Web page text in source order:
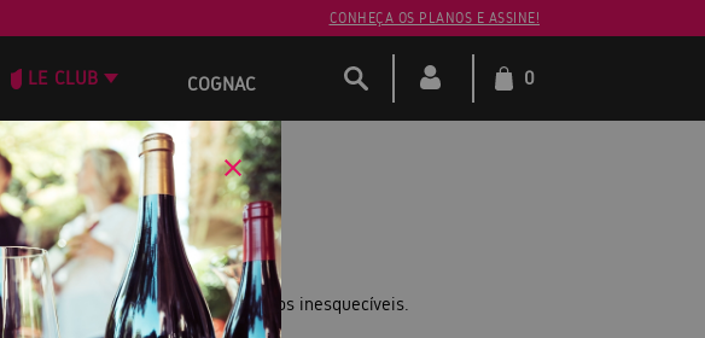
CONHEÇA OS PLANOS E ASSINE!
LE CLUB COGNAC 0
—
VALORES
e Provence:
grandes histórias e momentos inesquecíveis.
na compra das caixas.